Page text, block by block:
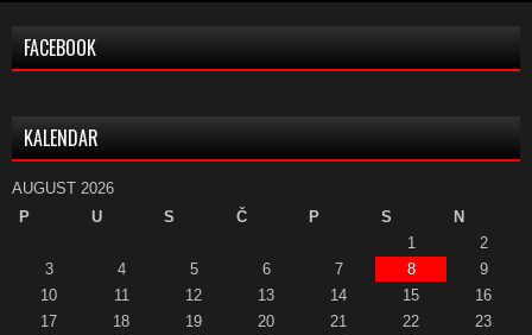
FACEBOOK
KALENDAR
AUGUST 2026
P
U S Č P S
N
1
2
3
4 5 6 7 8
9
10
11 12 13 14 15
16
17
18 19 20 21 22
23